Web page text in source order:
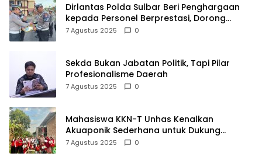
Dirlantas Polda Sulbar Beri Penghargaan
kepada Personel Berprestasi, Dorong
Semangat dan Integritas Kerja
7 Agustus 2025 0
Sekda Bukan Jabatan Politik, Tapi Pilar
Profesionalisme Daerah
7 Agustus 2025 0
Mahasiswa KKN-T Unhas Kenalkan
Akuaponik Sederhana untuk Dukung
Pangan Mandiri
7 Agustus 2025 0